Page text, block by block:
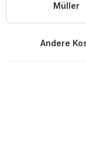
Müller
Andere